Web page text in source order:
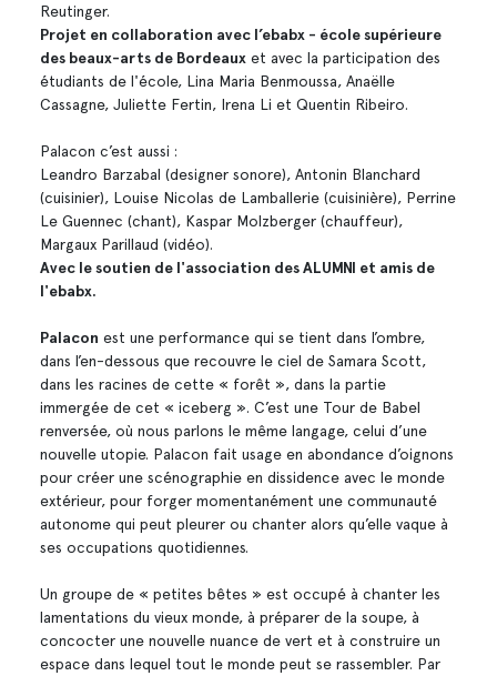
Reutinger.
Projet en collaboration avec l’ebabx - école supérieure
des beaux-arts de Bordeaux et avec la participation des
étudiants de l'école, Lina Maria Benmoussa, Anaëlle
Cassagne, Juliette Fertin, Irena Li et Quentin Ribeiro.
Palacon c’est aussi :
Leandro Barzabal (designer sonore), Antonin Blanchard
(cuisinier), Louise Nicolas de Lamballerie (cuisinière), Perrine
Le Guennec (chant), Kaspar Molzberger (chauffeur),
Margaux Parillaud (vidéo).
Avec le soutien de l'association des ALUMNI et amis de
l'ebabx.
Palacon est une performance qui se tient dans l’ombre,
dans l’en-dessous que recouvre le ciel de Samara Scott,
dans les racines de cette « forêt », dans la partie
immergée de cet « iceberg ». C’est une Tour de Babel
renversée, où nous parlons le même langage, celui d’une
nouvelle utopie. Palacon fait usage en abondance d’oignons
pour créer une scénographie en dissidence avec le monde
extérieur, pour forger momentanément une communauté
autonome qui peut pleurer ou chanter alors qu’elle vaque à
ses occupations quotidiennes.
Un groupe de « petites bêtes » est occupé à chanter les
lamentations du vieux monde, à préparer de la soupe, à
concocter une nouvelle nuance de vert et à construire un
espace dans lequel tout le monde peut se rassembler. Par